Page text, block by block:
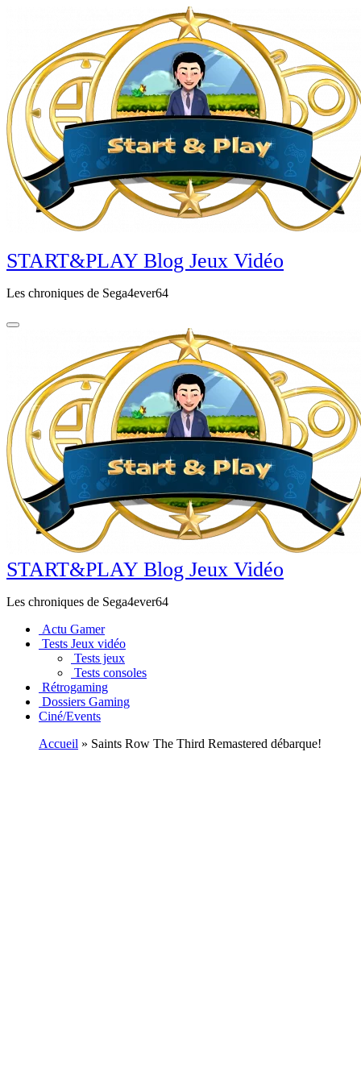
principal
START&PLAY Blog Jeux Vidéo
Les chroniques de Sega4ever64
START&PLAY Blog Jeux Vidéo
Les chroniques de Sega4ever64
Actu Gamer
Tests Jeux vidéo
Tests jeux
Tests consoles
Rétrogaming
Dossiers Gaming
Ciné/Events
Accueil » Saints Row The Third Remastered débarque!